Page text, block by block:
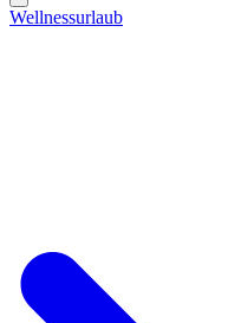
Wellnessurlaub